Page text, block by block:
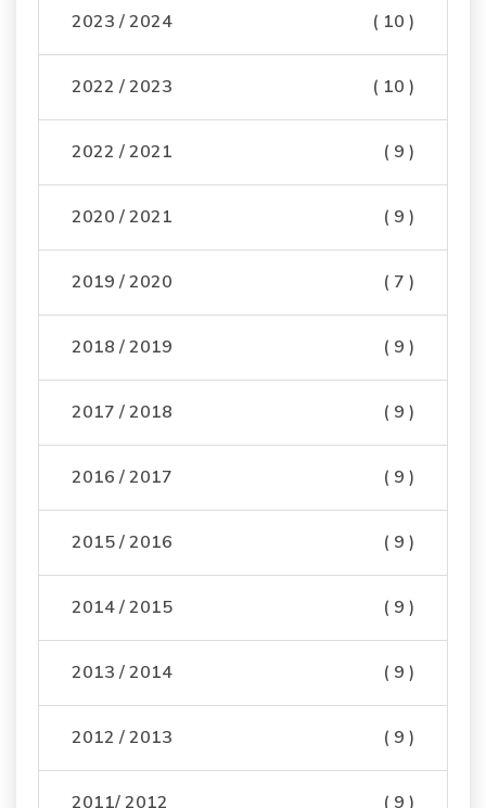
2023 / 2024 ( 10 )
2022 / 2023 ( 10 )
2022 / 2021 ( 9 )
2020 / 2021 ( 9 )
2019 / 2020 ( 7 )
2018 / 2019 ( 9 )
2017 / 2018 ( 9 )
2016 / 2017 ( 9 )
2015 / 2016 ( 9 )
2014 / 2015 ( 9 )
2013 / 2014 ( 9 )
2012 / 2013 ( 9 )
2011/ 2012 ( 9 )